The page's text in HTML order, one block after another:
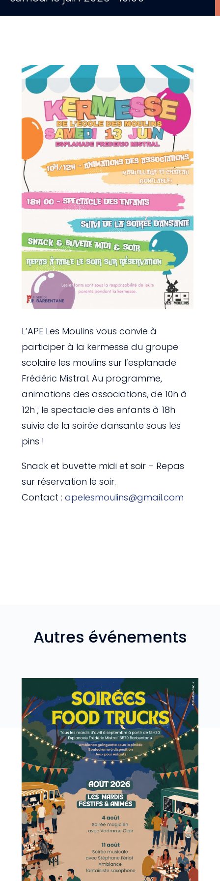
L’APE Les Moulins vous convie à
participer à la kermesse du groupe
scolaire les moulins sur l’esplanade
Frédéric Mistral. Au programme,
animations des associations, de 10h à
12h ; le spectacle des enfants à 18h
suivie de la soirée dansante sous les
pins !
Snack et buvette midi et soir – Repas
sur réservation le soir.
Contact : apelesmoulins@gmail.com
Autres événements